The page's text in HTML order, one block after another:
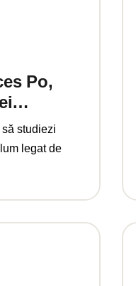
Po,
studiezi
legat de